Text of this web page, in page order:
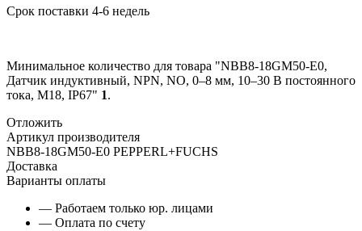
Срок поставки 4-6 недель
Минимальное количество для товара "NBB8-18GM50-E0,
Датчик индуктивный, NPN, NO, 0–8 мм, 10–30 В постоянного
тока, М18, IP67" 1.
Отложить
Артикул производителя
NBB8-18GM50-E0 PEPPERL+FUCHS
Доставка
Варианты оплаты
— Работаем только юр. лицами
— Оплата по счету